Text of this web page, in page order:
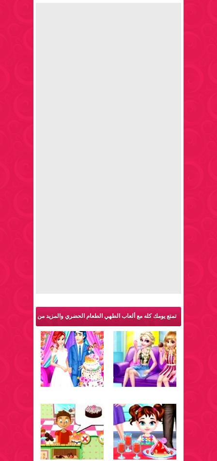
تمتع يومك كله مع ألعاب الطهي الطعام الحضري والمزيد من
ألعاب طبخ: